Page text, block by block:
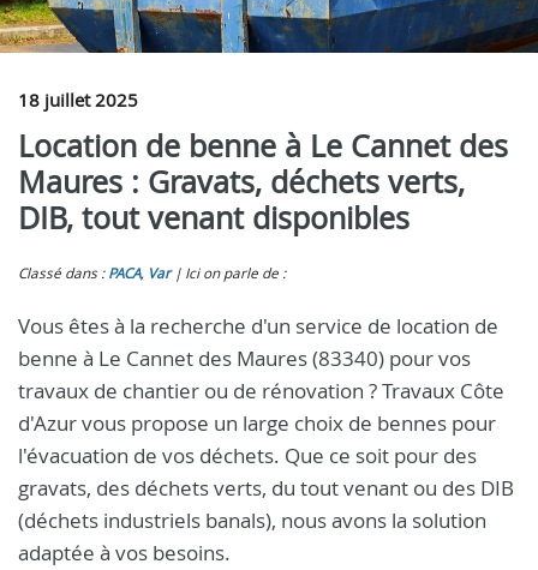
18 juillet 2025
Location de benne à Le Cannet des
Maures : Gravats, déchets verts,
DIB, tout venant disponibles
Classé dans : PACA, Var Ici on parle de :
Vous êtes à la recherche d'un service de location de
benne à Le Cannet des Maures (83340) pour vos
travaux de chantier ou de rénovation ? Travaux Côte
d'Azur vous propose un large choix de bennes pour
l'évacuation de vos déchets. Que ce soit pour des
gravats, des déchets verts, du tout venant ou des DIB
(déchets industriels banals), nous avons la solution
adaptée à vos besoins.